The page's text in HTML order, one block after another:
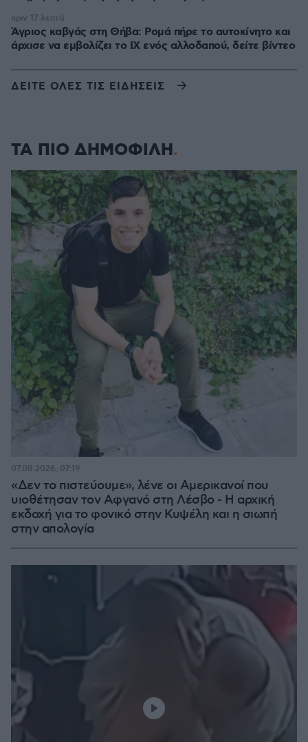
Άγριος καβγάς στη Θήβα: Ρομά πήρε το αυτοκίνητο και
άρχισε να εμβολίζει το ΙΧ ενός αλλοδαπού, δείτε βίντεο
πριν 17 λεπτά
ΔΕΙΤΕ ΟΛΕΣ ΤΙΣ ΕΙΔΗΣΕΙΣ
ΤΑ ΠΙΟ ΔΗΜΟΦΙΛΗ
«Δεν το πιστεύουμε», λένε οι Αμερικανοί που
υιοθέτησαν τον Αφγανό στη Λέσβο - Η αρχική
εκδοχή για το φονικό στην Κυψέλη και η σιωπή
στην απολογία
07.08.2026, 07:19